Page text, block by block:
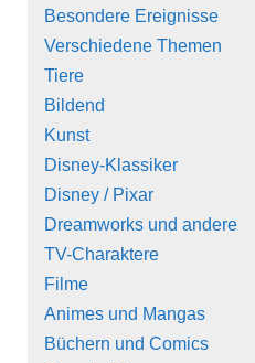
Besondere Ereignisse
Verschiedene Themen
Tiere
Bildend
Kunst
Disney-Klassiker
Disney / Pixar
Dreamworks und andere
TV-Charaktere
Filme
Animes und Mangas
Büchern und Comics